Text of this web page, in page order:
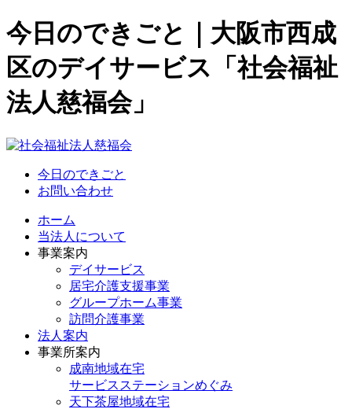
今日のできごと｜大阪市西成
区のデイサービス「社会福祉
法人慈福会」
今日のできごと
お問い合わせ
ホーム
当法人について
事業案内
デイサービス
居宅介護支援事業
グループホーム事業
訪問介護事業
法人案内
事業所案内
成南地域在宅
サービスステーションめぐみ
天下茶屋地域在宅